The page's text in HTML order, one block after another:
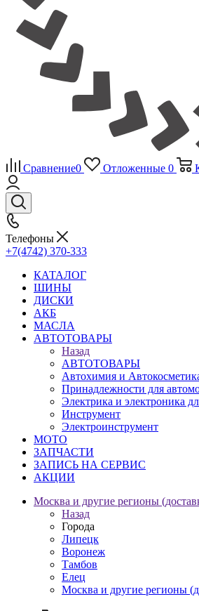
Сравнение0 Отложенные 0
Телефоны
+7(4742) 370-333
КАТАЛОГ
ШИНЫ
ДИСКИ
АКБ
МАСЛА
АВТОТОВАРЫ
Назад
АВТОТОВАРЫ
Автохимия и
Принадлежности для
Электрика и электроника
Инструмент
Электроинструмент
МОТО
ЗАПЧАСТИ
ЗАПИСЬ НА СЕРВИС
АКЦИИ
Москва и другие регионы
Назад
Города
Липецк
Воронеж
Тамбов
Елец
Москва и другие регионы